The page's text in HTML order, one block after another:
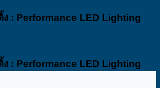
ง : Performance LED Lighting
ง : Performance LED Lighting